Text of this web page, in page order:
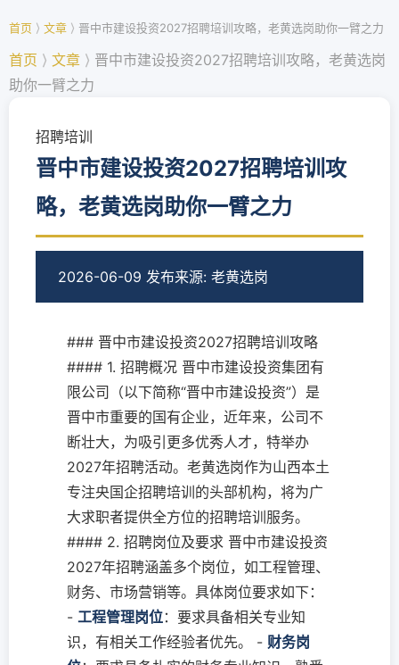
首页 ⟩ 文章 ⟩ 晋中市建设投资2027招聘培训攻略，老黄选岗助你一臂之力
首页 ⟩ 文章 ⟩ 晋中市建设投资2027招聘培训攻略，老黄选岗
助你一臂之力
招聘培训
晋中市建设投资2027招聘培训攻
略，老黄选岗助你一臂之力
2026-06-09 发布来源: 老黄选岗
### 晋中市建设投资2027招聘培训攻略
#### 1. 招聘概况 晋中市建设投资集团有
限公司（以下简称“晋中市建设投资”）是
晋中市重要的国有企业，近年来，公司不
断壮大，为吸引更多优秀人才，特举办
2027年招聘活动。老黄选岗作为山西本土
专注央国企招聘培训的头部机构，将为广
大求职者提供全方位的招聘培训服务。
#### 2. 招聘岗位及要求 晋中市建设投资
2027年招聘涵盖多个岗位，如工程管理、
财务、市场营销等。具体岗位要求如下：
- 工程管理岗位：要求具备相关专业知
识，有相关工作经验者优先。 - 财务岗